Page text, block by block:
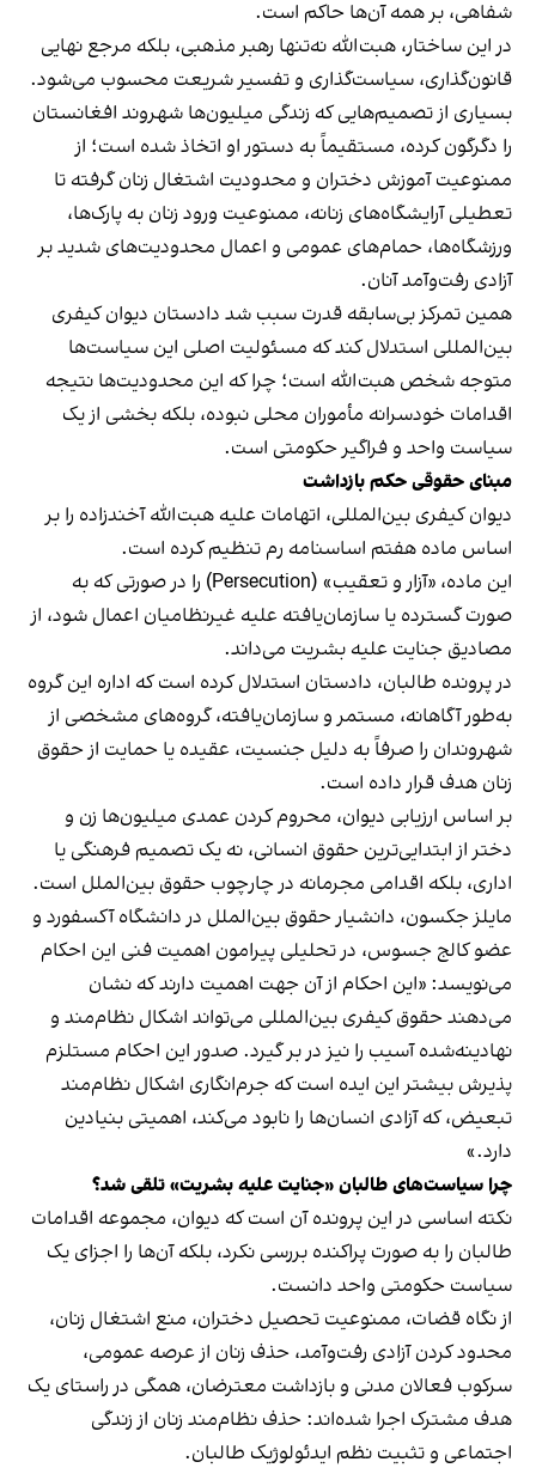
شفاهی، بر همه آن‌ها حاکم است.
در این ساختار، هبت‌الله نه‌تنها رهبر مذهبی، بلکه مرجع نهایی
قانون‌گذاری، سیاست‌گذاری و تفسیر شریعت محسوب می‌شود.
بسیاری از تصمیم‌هایی که زندگی میلیون‌ها شهروند افغانستان
را دگرگون کرده، مستقیماً به دستور او اتخاذ شده است؛ از
ممنوعیت آموزش دختران و محدودیت اشتغال زنان گرفته تا
تعطیلی آرایشگاه‌های زنانه، ممنوعیت ورود زنان به پارک‌ها،
ورزشگاه‌ها، حمام‌های عمومی و اعمال محدودیت‌های شدید بر
آزادی رفت‌وآمد آنان.
همین تمرکز بی‌سابقه قدرت سبب شد دادستان دیوان کیفری
بین‌المللی استدلال کند که مسئولیت اصلی این سیاست‌ها
متوجه شخص هبت‌الله است؛ چرا که این محدودیت‌ها نتیجه
اقدامات خودسرانه مأموران محلی نبوده، بلکه بخشی از یک
سیاست واحد و فراگیر حکومتی است.
مبنای حقوقی حکم بازداشت
دیوان کیفری بین‌المللی، اتهامات علیه هبت‌الله آخندزاده را بر
اساس ماده هفتم اساسنامه رم تنظیم کرده است.
این ماده، «آزار و تعقیب» (Persecution) را در صورتی که به
صورت گسترده یا سازمان‌یافته علیه غیرنظامیان اعمال شود، از
مصادیق جنایت علیه بشریت می‌داند.
در پرونده طالبان، دادستان استدلال کرده است که اداره این گروه
به‌طور آگاهانه، مستمر و سازمان‌یافته، گروه‌های مشخصی از
شهروندان را صرفاً به دلیل جنسیت، عقیده یا حمایت از حقوق
زنان هدف قرار داده است.
بر اساس ارزیابی دیوان، محروم کردن عمدی میلیون‌ها زن و
دختر از ابتدایی‌ترین حقوق انسانی، نه یک تصمیم فرهنگی یا
اداری، بلکه اقدامی مجرمانه در چارچوب حقوق بین‌الملل است.
مایلز جکسون، دانشیار حقوق بین‌الملل در دانشگاه آکسفورد و
عضو کالج جسوس، در تحلیلی پیرامون اهمیت فنی این احکام
می‌نویسد: «این احکام از آن جهت اهمیت دارند که نشان
می‌دهند حقوق کیفری بین‌المللی می‌تواند اشکال نظام‌مند و
نهادینه‌شده آسیب را نیز در بر گیرد. صدور این احکام مستلزم
پذیرش بیشتر این ایده است که جرم‌انگاری اشکال نظام‌مند
تبعیض، که آزادی انسان‌ها را نابود می‌کند، اهمیتی بنیادین
دارد.»
چرا سیاست‌های طالبان «جنایت علیه بشریت» تلقی شد؟
نکته اساسی در این پرونده آن است که دیوان، مجموعه اقدامات
طالبان را به صورت پراکنده بررسی نکرد، بلکه آن‌ها را اجزای یک
سیاست حکومتی واحد دانست.
از نگاه قضات، ممنوعیت تحصیل دختران، منع اشتغال زنان،
محدود کردن آزادی رفت‌وآمد، حذف زنان از عرصه عمومی،
سرکوب فعالان مدنی و بازداشت معترضان، همگی در راستای یک
هدف مشترک اجرا شده‌اند: حذف نظام‌مند زنان از زندگی
اجتماعی و تثبیت نظم ایدئولوژیک طالبان.